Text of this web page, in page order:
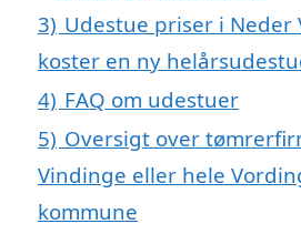
3) Udestue priser i Neder
koster en ny
4) FAQ om udestuer
5) Oversigt over
Vindinge eller hele
kommune